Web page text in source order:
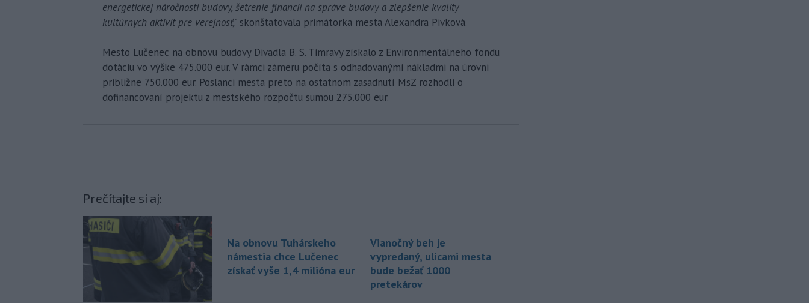
energetickej náročnosti budovy, šetrenie financií na správe budovy a zlepšenie kvality
kultúrnych aktivít pre verejnosť," skonštatovala primátorka mesta Alexandra Pivková.
Mesto Lučenec na obnovu budovy Divadla B. S. Timravy získalo z Environmentálneho fondu
dotáciu vo výške 475.000 eur. V rámci zámeru počíta s odhadovanými nákladmi na úrovni
približne 750.000 eur. Poslanci mesta preto na ostatnom zasadnutí MsZ rozhodli o
dofinancovaní projektu z mestského rozpočtu sumou 275.000 eur.
Prečítajte si aj:
Na obnovu Tuhárskeho
námestia chce Lučenec
získať vyše 1,4 milióna eur
Vianočný beh je
vypredaný, ulicami mesta
bude bežať 1000
pretekárov